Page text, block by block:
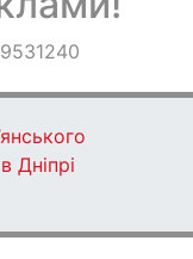
Дніпрі